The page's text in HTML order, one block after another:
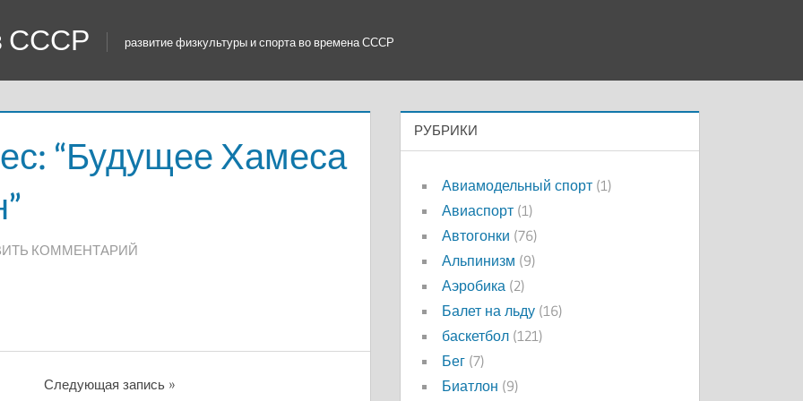
СССР развитие физкультуры и спорта во времена СССР
“Будущее Хамеса
КОММЕНТАРИЙ
Следующая запись
РУБРИКИ
Авиамодельный спорт (1)
Авиаспорт (1)
Автогонки (76)
Альпинизм (9)
Аэробика (2)
Балет на льду (16)
баскетбол (121)
Бег (7)
Биатлон (9)